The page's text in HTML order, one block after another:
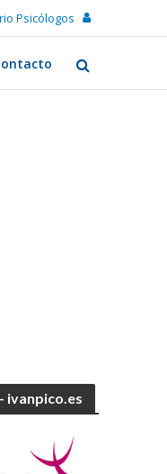
Psicólogos
ivanpico.es